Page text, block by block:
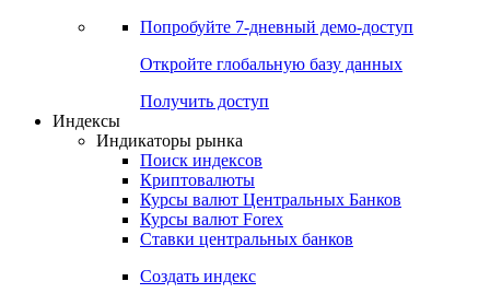
Попробуйте 7-дневный демо-доступ
Откройте глобальную базу данных
Получить доступ
Индексы
Индикаторы рынка
Поиск индексов
Криптовалюты
Курсы валют Центральных Банков
Курсы валют Forex
Ставки центральных банков
Создать индекс